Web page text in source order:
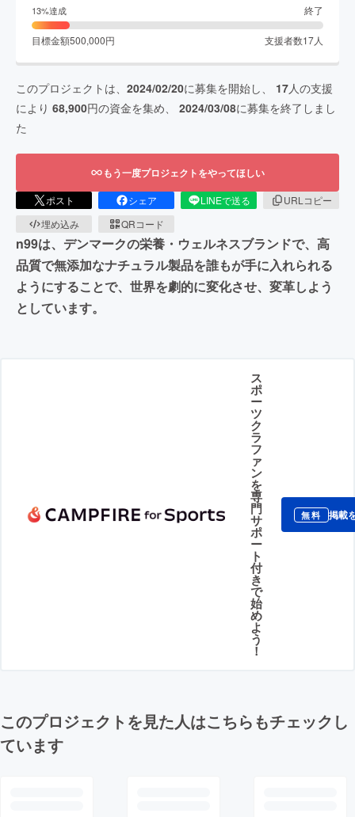
13%達成 終了
目標金額500,000円 支援者数17人
このプロジェクトは、 2024/02/20に募集を開始し、 17人の支援
により 68,900円の資金を集め、 2024/03/08に募集を終了しまし
た
もう一度プロジェクトをやってほしい
ポスト シェア LINEで送る
URLコピー
埋め込み
QRコード
n99は、デンマークの栄養・ウェルネスブランドで、高
品質で無添加なナチュラル製品を誰もが手に入れられる
ようにすることで、世界を劇的に変化させ、変革しよう
としています。
ス
ポ
ー
ツ
ク
ラ
フ
ァ
ン
を
専
門
サ
ポ
ー
ト
付
き
で
始
め
よ
う
！
無料 掲載
このプロジェクトを見た人はこちらもチェックし
ています